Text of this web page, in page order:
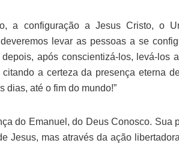
a configuração a Jesus Cristo, o
levar as pessoas a se
após conscientizá-los, levá-los
a certeza da presença eterna
dias, até o fim do mundo!”
do Emanuel, do Deus Conosco. Sua
Jesus, mas através da ação